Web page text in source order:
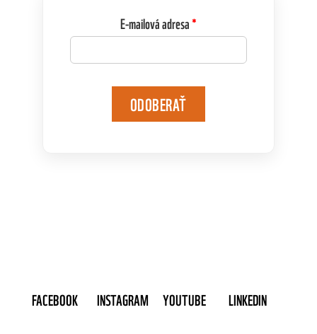
E-mailová adresa
ODOBERAŤ
FACEBOOK INSTAGRAM YOUTUBE LINKEDIN